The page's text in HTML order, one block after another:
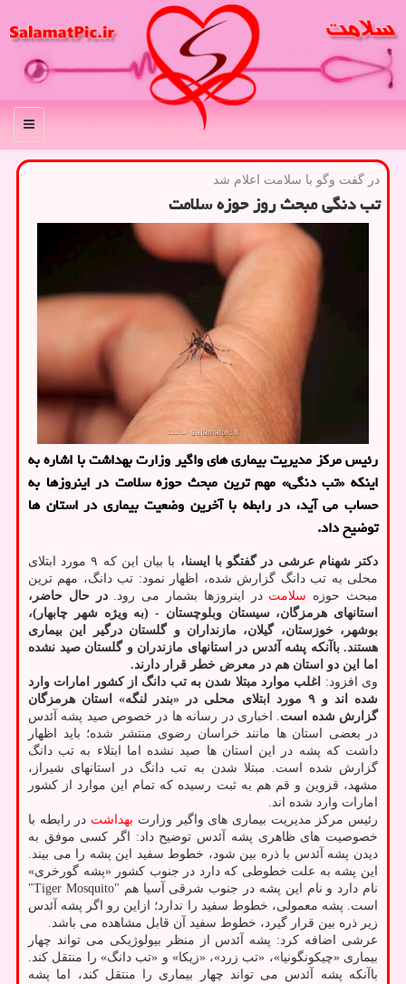
منو
در گفت وگو با سلامت اعلام شد
تب دنگی مبحث روز حوزه سلامت
رئیس مرکز مدیریت بیماری های واگیر وزارت بهداشت با اشاره به
اینکه «تب دنگی» مهم ترین مبحث حوزه سلامت در اینروزها به
حساب می آید، در رابطه با آخرین وضعیت بیماری در استان ها
توضیح داد.
دکتر شهنام عرشی در گفتگو با ایسنا،
با بیان این که ۹ مورد ابتلای
محلی به تب دانگ گزارش شده، اظهار نمود: تب دانگ، مهم ترین
مبحث حوزه سلامت در اینروزها بشمار می رود.در حال حاضر،
استانهای هرمزگان، سیستان وبلوچستان - (به ویژه شهر چابهار)،
بوشهر، خوزستان، گیلان، مازنداران و گلستان درگیر این بیماری
هستند. باآنکه پشه آئدس در استانهای مازندران و گلستان صید نشده
اما این دو استان هم در معرض خطر قرار دارند.
وی افزود: اغلب موارد مبتلا شدن به تب دانگ از کشور امارات وارد
شده اند و ۹ مورد ابتلای محلی در «بندر لنگه» استان هرمزگان
گزارش شده است. اخباری در رسانه ها در خصوص صید پشه آئدس
در بعضی استان ها مانند خراسان رضوی منتشر شده؛ باید اظهار
داشت که پشه در این استان ها صید نشده اما ابتلاء به تب دانگ
گزارش شده است. مبتلا شدن به تب دانگ در استانهای شیراز،
مشهد، قزوین و قم هم به ثبت رسیده که تمام این موارد از کشور
امارات وارد شده اند.
رئیس مرکز مدیریت بیماری های واگیر وزارت بهداشت در رابطه با
خصوصیت های ظاهری پشه آئدس توضیح داد: اگر کسی موفق به
دیدن پشه آئدس با ذره بین شود، خطوط سفید این پشه را می بیند.
این پشه به علت خطوطی که دارد در جنوب کشور «پشه گورخری»
نام دارد و نام این پشه در جنوب شرقی آسیا هم "Tiger Mosquito"
است. پشه معمولی، خطوط سفید را ندارد؛ ازاین رو اگر پشه آئدس
زیر ذره بین قرار گیرد، خطوط سفید آن قابل مشاهده می باشد.
عرشی اضافه کرد: پشه آئدس از منظر بیولوژیکی می تواند چهار
بیماری «چیکونگونیا»، «تب زرد»، «زیکا» و «تب دانگ» را منتقل کند.
باآنکه پشه آئدس می تواند چهار بیماری را منتقل کند، اما پشه